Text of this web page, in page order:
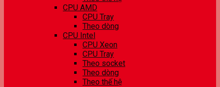
CPU AMD
CPU Tray
Theo dòng
CPU Intel
CPU Xeon
CPU Tray
Theo socket
Theo dòng
Theo thế hệ